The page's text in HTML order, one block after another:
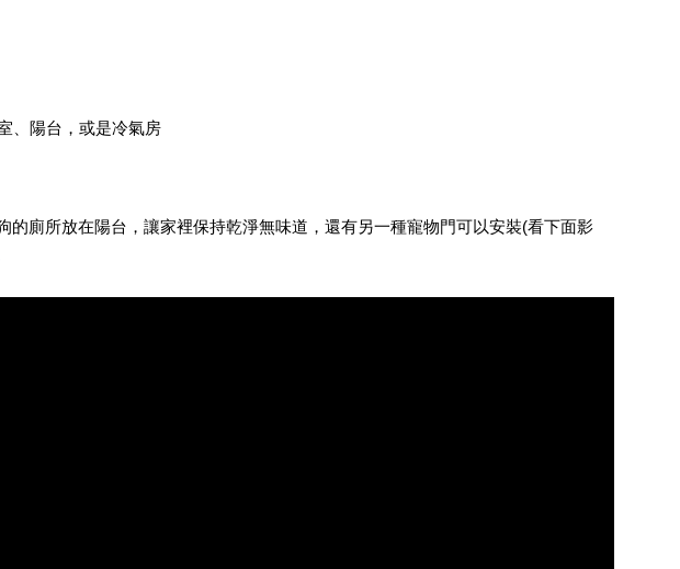
、陽台，或是冷氣房
廁所放在陽台，讓家裡保持乾淨無味道，還有另一種寵物門可以安裝(看下面影